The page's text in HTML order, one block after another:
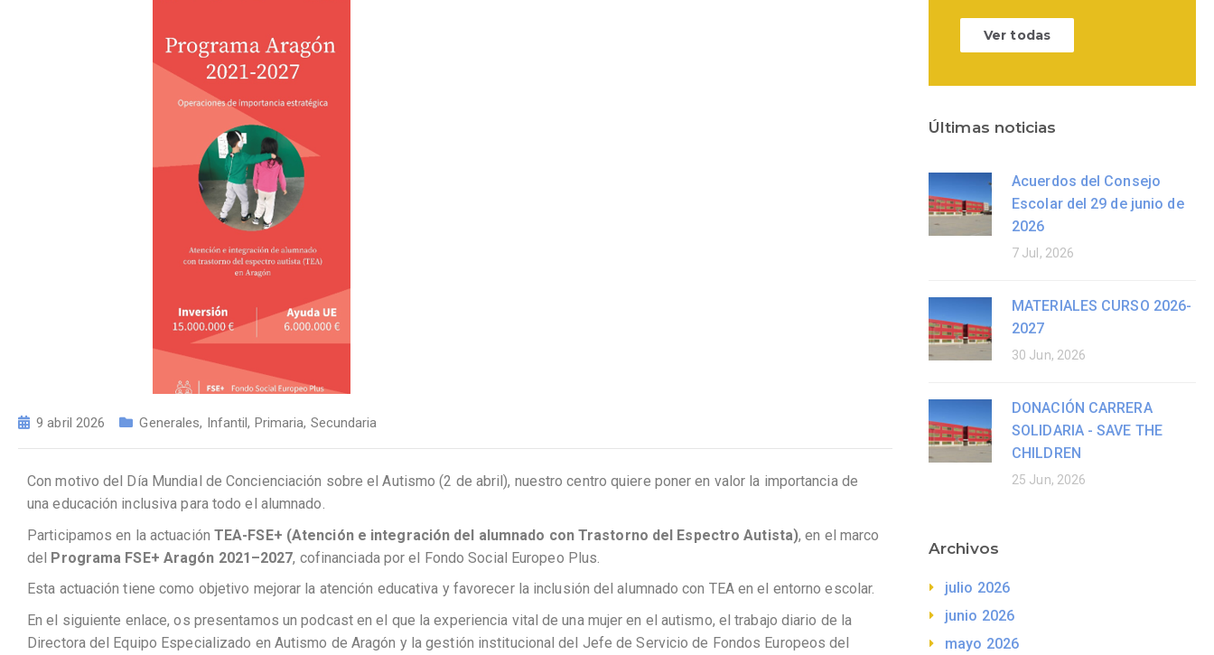
9 abril 2026 Generales, Infantil, Primaria, Secundaria
Con motivo del Día Mundial de Concienciación sobre el Autismo (2 de abril), nuestro centro quiere poner en valor la importancia de
una educación inclusiva para todo el alumnado.
Participamos en la actuación TEA-FSE+ (Atención e integración del alumnado con Trastorno del Espectro Autista), en el marco
del Programa FSE+ Aragón 2021–2027, cofinanciada por el Fondo Social Europeo Plus.
Esta actuación tiene como objetivo mejorar la atención educativa y favorecer la inclusión del alumnado con TEA en el entorno escolar.
En el siguiente enlace, os presentamos un podcast en el que la experiencia vital de una mujer en el autismo, el trabajo diario de la
Directora del Equipo Especializado en Autismo de Aragón y la gestión institucional del Jefe de Servicio de Fondos Europeos del
Ver todas
Últimas noticias
Acuerdos del Consejo
Escolar del 29 de junio de
2026
7 Jul, 2026
MATERIALES CURSO 2026-
2027
30 Jun, 2026
DONACIÓN CARRERA
SOLIDARIA - SAVE THE
CHILDREN
25 Jun, 2026
Archivos
julio 2026
junio 2026
mayo 2026